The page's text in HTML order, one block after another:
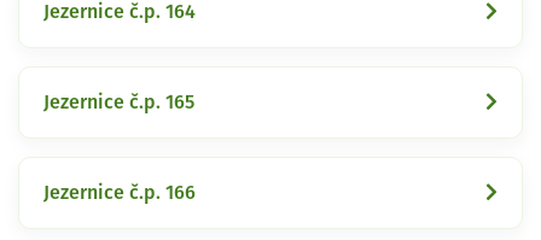
Jezernice č.p. 164
Jezernice č.p. 165
Jezernice č.p. 166